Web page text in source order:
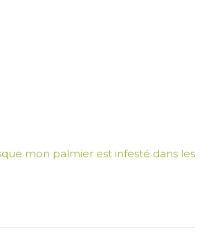
mon palmier est infesté dans les